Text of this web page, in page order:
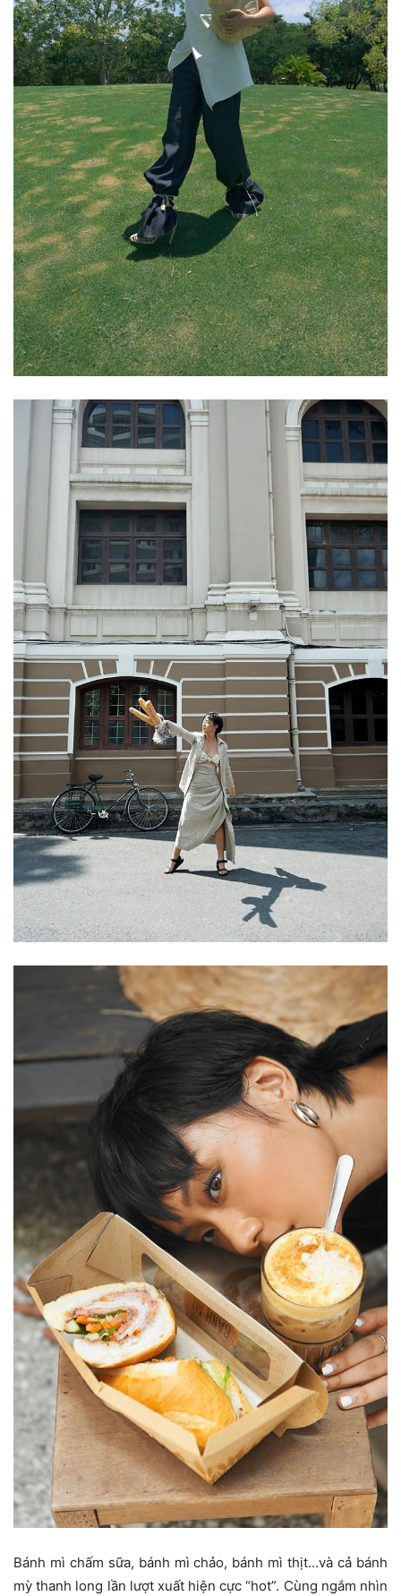
Bánh mì chấm sữa, bánh mì chảo, bánh mì thịt…và cả bánh
mỳ thanh long lần lượt xuất hiện cực “hot”. Cùng ngắm nhìn